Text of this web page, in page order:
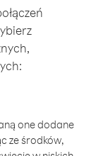
one dodane
ze środków,